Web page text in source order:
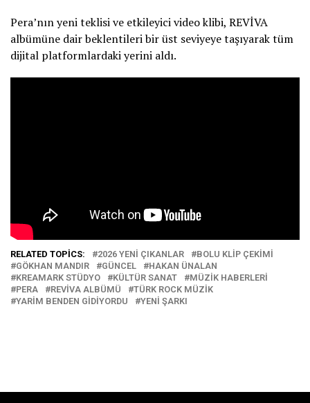
Pera’nın yeni teklisi ve etkileyici video klibi, REVİVA
albümüne dair beklentileri bir üst seviyeye taşıyarak tüm
dijital platformlardaki yerini aldı.
RELATED TOPICS: 2026 YENI ÇIKANLAR
BOLU KLIP ÇEKIMI
GÖKHAN MANDIR
GÜNCEL
HAKAN ÜNALAN
KREAMARK STÜDYO
KÜLTÜR SANAT
MÜZIK HABERLERI
PERA
REVİVA ALBÜMÜ
TÜRK ROCK MÜZIK
YARIM BENDEN GIDIYORDU
YENI ŞARKI